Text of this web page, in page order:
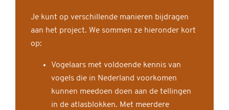
Je kunt op verschillende manieren bijdragen
aan het project. We sommen ze hieronder kort
op:
Vogelaars met voldoende kennis van
vogels die in Nederland voorkomen
kunnen meedoen doen aan de tellingen
in de atlasblokken. Met meerdere